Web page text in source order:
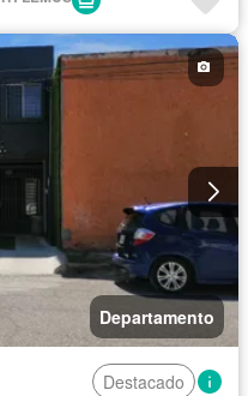
Departamento
Destacado